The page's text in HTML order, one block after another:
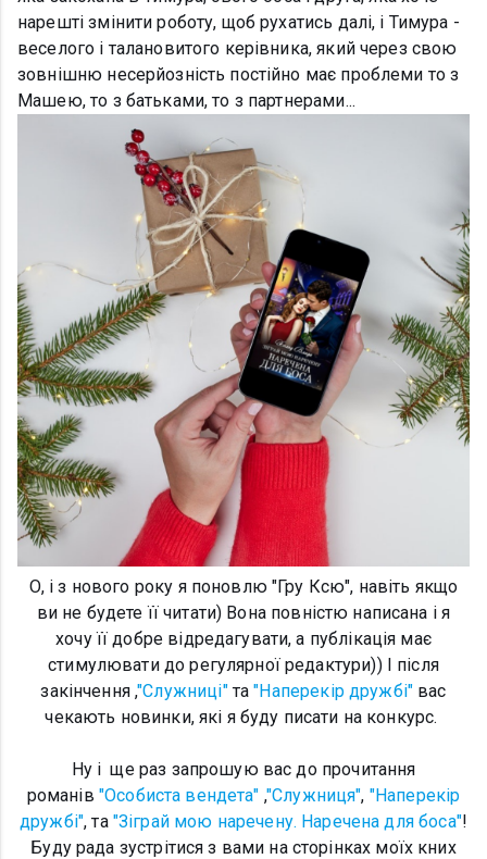
нарешті змінити роботу, щоб рухатись далі, і Тимура -
веселого і талановитого керівника, який через свою
зовнішню несерйозність постійно має проблеми то з
Машею, то з батьками, то з партнерами...
О, і з нового року я поновлю "Гру Ксю", навіть якщо
ви не будете її читати) Вона повністю написана і я
хочу її добре відредагувати, а публікація має
стимулювати до регулярної редактури)) І після
закінчення ,"Служниці"та"Наперекір дружбі" вас
чекають новинки, які я буду писати на конкурс.
Ну і ще раз запрошую вас до прочитання
романів "Особиста вендета" ,"Служниця", "Наперекір
дружбі", та "Зіграй мою наречену. Наречена для боса"!
Буду рада зустрітися з вами на сторінках моїх кних